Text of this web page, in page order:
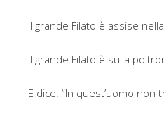
Il grande Filato è assise
il grande Filato è sulla
E dice: “In quest’uomo non